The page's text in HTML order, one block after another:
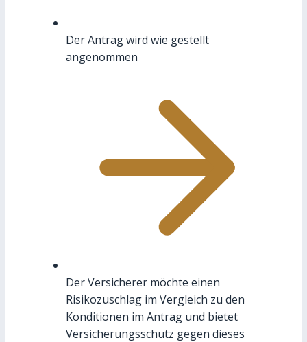
Der Antrag wird wie gestellt
angenommen
Der Versicherer möchte einen
Risikozuschlag im Vergleich zu den
Konditionen im Antrag und bietet
Versicherungsschutz gegen dieses